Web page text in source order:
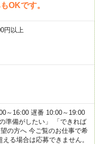
OKです。
円以上
～16:00 遅番 10:00～19:00
準備がしたい」 「できれば
の方へ 今ご覧のお仕事で希
る場合は応募できません。